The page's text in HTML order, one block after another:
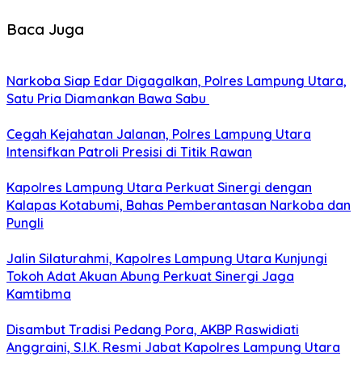
Baca Juga
Narkoba Siap Edar Digagalkan, Polres Lampung Utara,
Satu Pria Diamankan Bawa Sabu
Cegah Kejahatan Jalanan, Polres Lampung Utara
Intensifkan Patroli Presisi di Titik Rawan
Kapolres Lampung Utara Perkuat Sinergi dengan
Kalapas Kotabumi, Bahas Pemberantasan Narkoba dan
Pungli
Jalin Silaturahmi, Kapolres Lampung Utara Kunjungi
Tokoh Adat Akuan Abung Perkuat Sinergi Jaga
Kamtibma
Disambut Tradisi Pedang Pora, AKBP Raswidiati
Anggraini, S.I.K. Resmi Jabat Kapolres Lampung Utara